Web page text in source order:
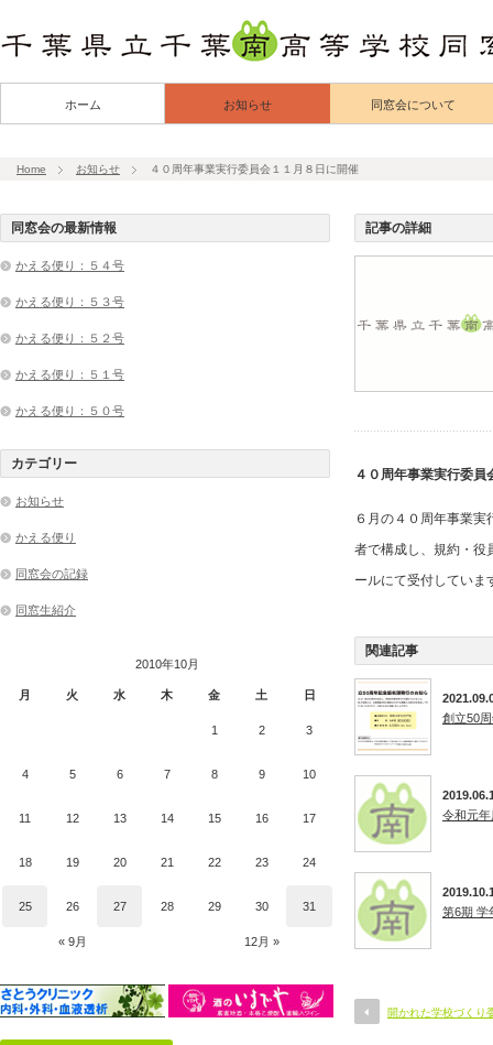
ホーム お知らせ 同窓会について
Home お知らせ ４０周年事業実行委員会１１月８日に開催
記事の詳細
４０周年事業実行委員
６月の４０周年事業
者で構成し、規約・役
ールにて受付していま
関連記事
創立50
令和元
第6期 学
開かれた学校づくり
同窓会の最新情報
かえる便り：５４号
かえる便り：５３号
かえる便り：５２号
かえる便り：５１号
かえる便り：５０号
カテゴリー
お知らせ
かえる便り
同窓会の記録
同窓生紹介
2010年10月
月 火 水 木 金 土 日
« 9月 12月 »
1 2 3
4 5 6 7 8 9 10
11 12 13 14 15 16 17
18 19 20 21 22 23 24
25 26 27 28 29 30 31